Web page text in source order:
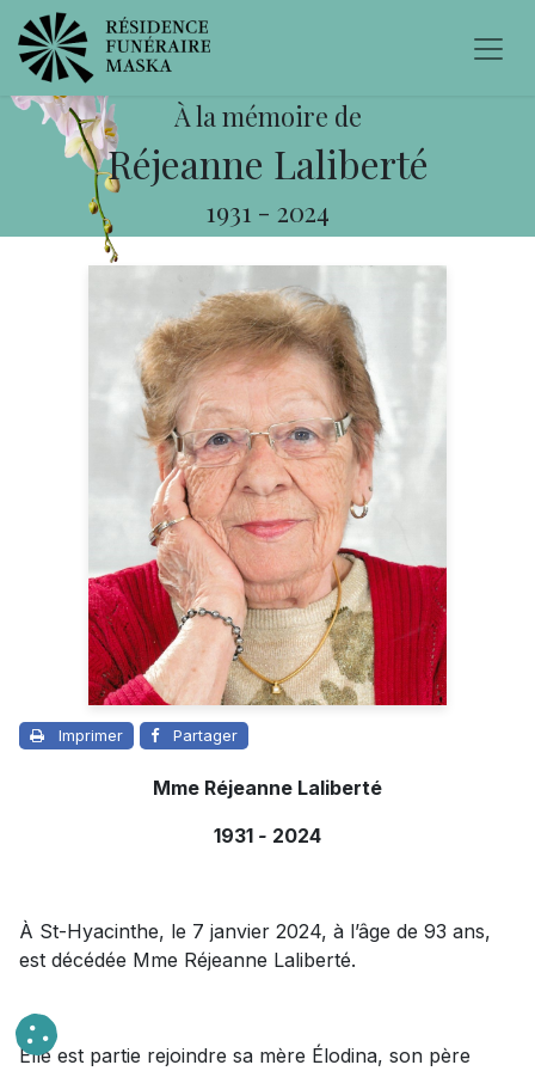
À la mémoire de
Réjeanne Laliberté
1931 - 2024
Imprimer Partager
Mme Réjeanne Laliberté
1931 - 2024
À St-Hyacinthe, le 7 janvier 2024, à l’âge de 93 ans,
est décédée Mme Réjeanne Laliberté.
Elle est partie rejoindre sa mère Élodina, son père